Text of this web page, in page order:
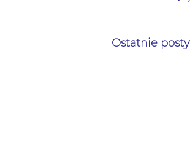
Ostatnie posty